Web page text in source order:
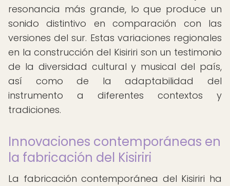
resonancia más grande, lo que produce un
sonido distintivo en comparación con las
versiones del sur. Estas variaciones regionales
en la construcción del Kisiriri son un testimonio
de la diversidad cultural y musical del país,
así como de la adaptabilidad del
instrumento a diferentes contextos y
tradiciones.
Innovaciones contemporáneas en
la fabricación del Kisiriri
La fabricación contemporánea del Kisiriri ha